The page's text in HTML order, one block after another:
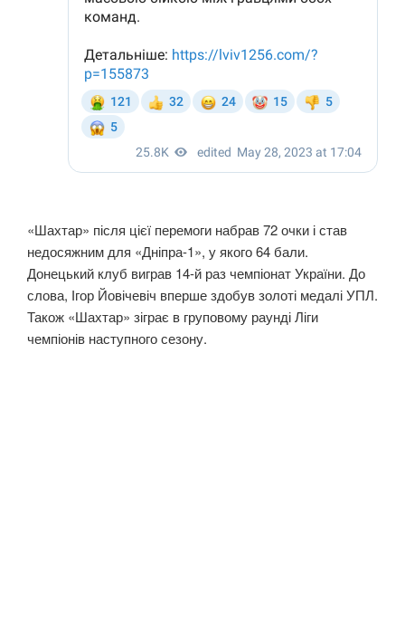
«Шахтар» після цієї перемоги набрав 72 очки і став
недосяжним для «Дніпра-1», у якого 64 бали.
Донецький клуб виграв 14-й раз чемпіонат України. До
слова, Ігор Йовічевіч вперше здобув золоті медалі УПЛ.
Також «Шахтар» зіграє в груповому раунді Ліги
чемпіонів наступного сезону.